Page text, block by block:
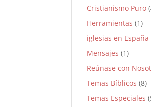
Cristianismo Puro
Herramientas (1)
iglesias en España
Mensajes (1)
Reúnase con
Temas Bíblicos (8)
Temas Especiales